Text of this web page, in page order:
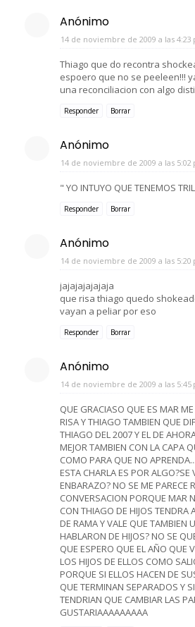
Anónimo
14 de noviembre de 2009 a las 4:23
Thiago que do recontra
espoero que no se peeleen!!!
una reconciliacion con algo
Responder Borrar
Anónimo
14 de noviembre de 2009 a las 5:02
" YO INTUYO QUE TENEMOS
Responder Borrar
Anónimo
14 de noviembre de 2009 a las 5:20
jajajajajajaja
que risa thiago quedo
vayan a peliar por eso
Responder Borrar
Anónimo
14 de noviembre de 2009 a las 5:45
QUE GRACIASO QUE ES MAR
RISA Y THIAGO TAMBIEN QUE
THIAGO DEL 2007 Y EL DE
MEJOR TAMBIEN CON LA CAPA
COMO PARA QUE NO
ESTA CHARLA ES POR ALGO?SE
ENBARAZO? NO SE ME PARECE
CONVERSACION PORQUE MAR
CON THIAGO DE HIJOS TENDRA
DE RAMA Y VALE QUE TAMBIEN
HABLARON DE HIJOS? NO SE
QUE ESPERO QUE EL AÑO QUE
LOS HIJOS DE ELLOS COMO
PORQUE SI ELLOS HACEN DE
QUE TERMINAN SEPARADOS Y
TENDRIAN QUE CAMBIAR LAS
GUSTARIAAAAAAAAA